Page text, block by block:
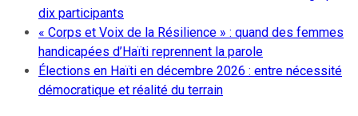
dix participants
« Corps et Voix de la Résilience » : quand des femmes
handicapées d’Haïti reprennent la parole
Élections en Haïti en décembre 2026 : entre nécessité
démocratique et réalité du terrain